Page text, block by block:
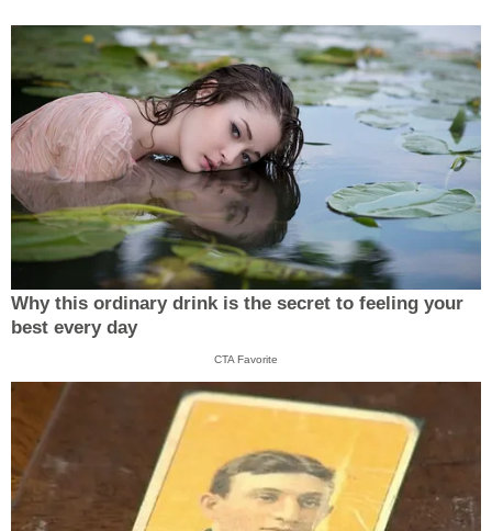
Why this ordinary drink is the secret to feeling your
best every day
CTA Favorite